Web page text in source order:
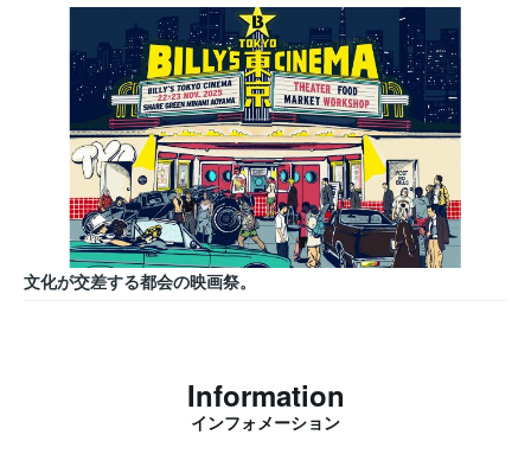
文化が交差する都会の映画祭。
Information
インフォメーション